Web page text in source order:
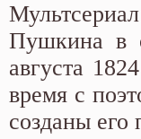
Пушкина в
августа
время с
созданы